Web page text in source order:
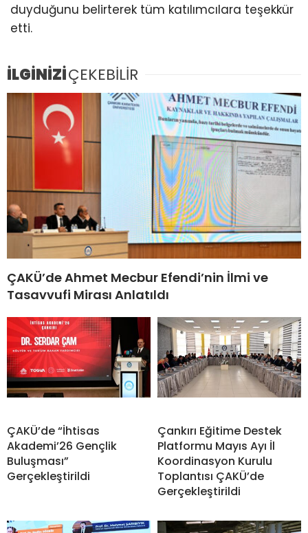
duyduğunu belirterek tüm katılımcılara teşekkür
etti.
İLGİNİZİÇEKEBİLİR
ÇAKÜ’de Ahmet Mecbur Efendi’nin İlmi ve
Tasavvufi Mirası Anlatıldı
ÇAKÜ’de “İhtisas
Akademi’26 Gençlik
Buluşması”
Gerçekleştirildi
Çankırı Eğitime Destek
Platformu Mayıs Ayı İl
Koordinasyon Kurulu
Toplantısı ÇAKÜ’de
Gerçekleştirildi